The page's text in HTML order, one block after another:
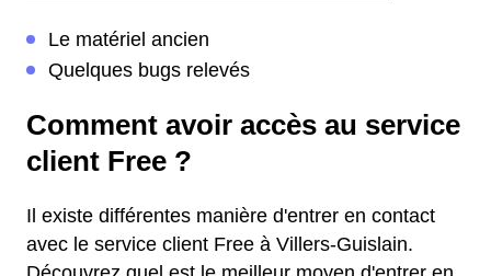
Le matériel ancien
Quelques bugs relevés
Comment avoir accès au service
client Free ?
Il existe différentes manière d'entrer en contact
avec le service client Free à Villers-Guislain.